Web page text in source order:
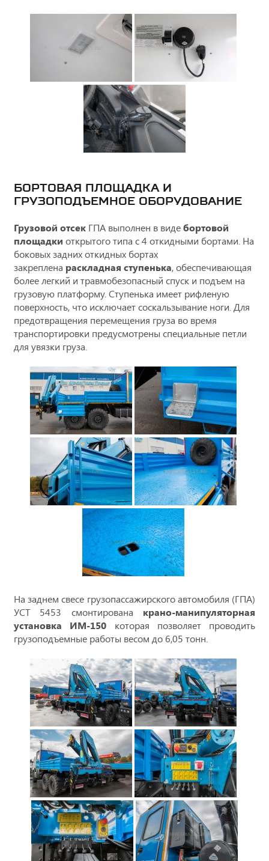
БОРТОВАЯ ПЛОЩАДКА И
ГРУЗОПОДЪЕМНОЕ ОБОРУДОВАНИЕ
Грузовой отсек ГПА выполнен в видебортовой
площадки открытого типа с 4 откидными бортами. На
боковых задних откидных бортах
закреплена раскладная ступенька, обеспечивающая
более легкий и травмобезопасный спуск и подъем на
грузовую платформу. Ступенька имеет рифленую
поверхность, что исключает соскальзывание ноги. Для
предотвращения перемещения груза во время
транспортировки предусмотрены специальные петли
для увязки груза.
На заднем свесе грузопассажирского автомобиля (ГПА)
УСТ 5453
смонтирована крано-манипуляторная
установка ИМ-150 которая позволяет проводить
грузоподъемные работы весом до 6,05 тонн.